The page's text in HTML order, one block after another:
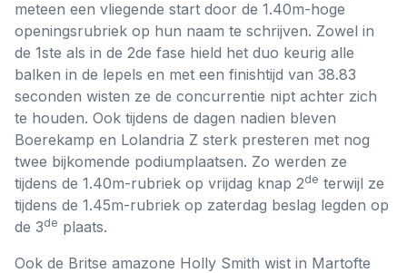
meteen een vliegende start door de 1.40m-hoge
openingsrubriek op hun naam te schrijven. Zowel in
de 1ste als in de 2de fase hield het duo keurig alle
balken in de lepels en met een finishtijd van 38.83
seconden wisten ze de concurrentie nipt achter zich
te houden. Ook tijdens de dagen nadien bleven
Boerekamp en Lolandria Z sterk presteren met nog
twee bijkomende podiumplaatsen. Zo werden ze
tijdens de 1.40m-rubriek op vrijdag knap 2de terwijl ze
tijdens de 1.45m-rubriek op zaterdag beslag legden op
de 3de plaats.
Ook de Britse amazone Holly Smith wist in Martofte